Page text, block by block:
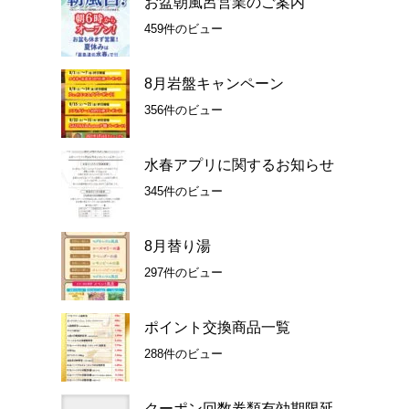
459件のビュー
8月岩盤キャンペーン
356件のビュー
水春アプリに関するお知らせ
345件のビュー
8月替り湯
297件のビュー
ポイント交換商品一覧
288件のビュー